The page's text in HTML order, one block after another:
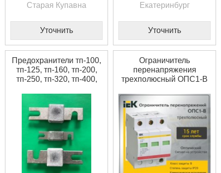
Старая Купавна
Уточнить
Екатеринбург
Уточнить
Предохранители тп-100,
тп-125, тп-160, тп-200,
тп-250, тп-320, тп-400,
Ограничитель
перенапряжения
трехполюсный ОПС1-В